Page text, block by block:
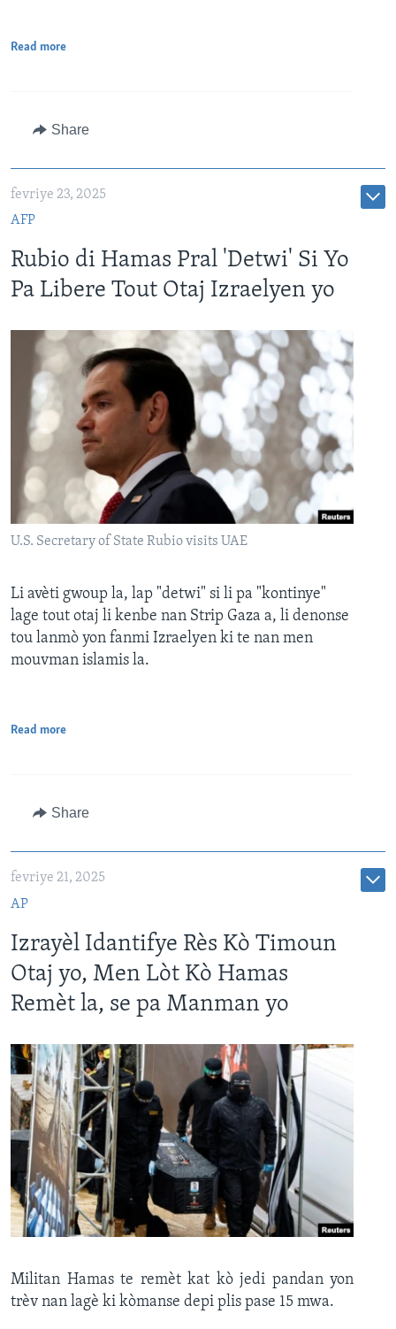
Read more
Share
fevriye 23, 2025
AFP
Rubio di Hamas Pral 'Detwi' Si Yo
Pa Libere Tout Otaj Izraelyen yo
U.S. Secretary of State Rubio visits UAE
Li avèti gwoup la, lap "detwi" si li pa "kontinye"
lage tout otaj li kenbe nan Strip Gaza a, li denonse
tou lanmò yon fanmi Izraelyen ki te nan men
mouvman islamis la.
Read more
Share
fevriye 21, 2025
AP
Izrayèl Idantifye Rès Kò Timoun
Otaj yo, Men Lòt Kò Hamas
Remèt la, se pa Manman yo
Militan Hamas te remèt kat kò jedi pandan yon
trèv nan lagè ki kòmanse depi plis pase 15 mwa.